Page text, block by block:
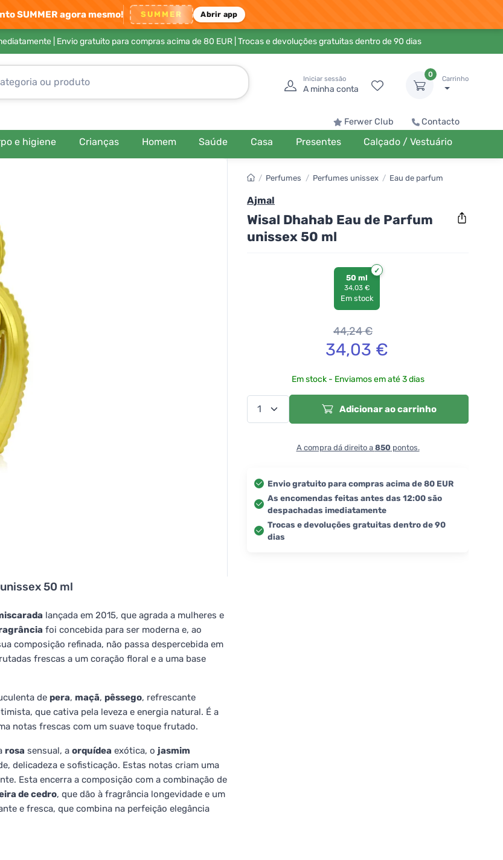
SUMMER agora mesmo! SUMMER Abrir app
| Envio gratuito para compras acima de 80 EUR| Trocas e devoluções gratuitas dentro de 90 dias
Iniciar sessão
A minha conta
0
Carrinho
Ferwer Club Contacto
e higiene Crianças Homem Saúde Casa Presentes Calçado / Vestuário
50 ml
lançada em 2015, que agrada a mulheres e
foi concebida para ser moderna e, ao
composição refinada, não passa despercebida em
frescas a um coração floral e a uma base
de pera, maçã, pêssego, refrescante
que cativa pela leveza e energia natural. É a
notas frescas com um suave toque frutado.
rosa sensual, a orquídea exótica, o jasmim
delicadeza e sofisticação. Estas notas criam uma
Esta encerra a composição com a combinação de
de cedro, que dão à fragrância longevidade e um
e fresca, que combina na perfeição elegância
/ Perfumes / Perfumes unissex / Eau de parfum
Ajmal
Wisal Dhahab Eau de Parfum
unissex 50 ml
50 ml
34,03 €
Em stock
44,24€
34,03 €
Em stock - Enviamos em até 3 dias
Adicionar ao carrinho
A compra dá direito a 850pontos.
Envio gratuito para compras acima de 80 EUR
As encomendas feitas antes das 12:00 são
despachadas imediatamente
Trocas e devoluções gratuitas dentro de 90
dias